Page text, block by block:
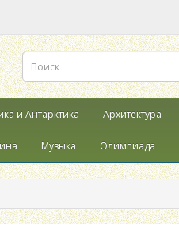
и Антарктика Архитектура
Музыка Олимпиада